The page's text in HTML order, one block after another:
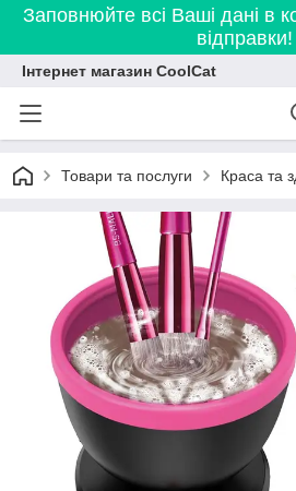
Заповнюйте всі Ваші дані в
відправки!
Інтернет магазин CoolCat
Товари та послуги Краса та